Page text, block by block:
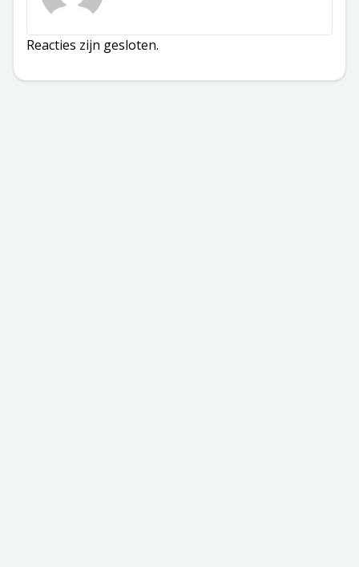
Reacties zijn gesloten.